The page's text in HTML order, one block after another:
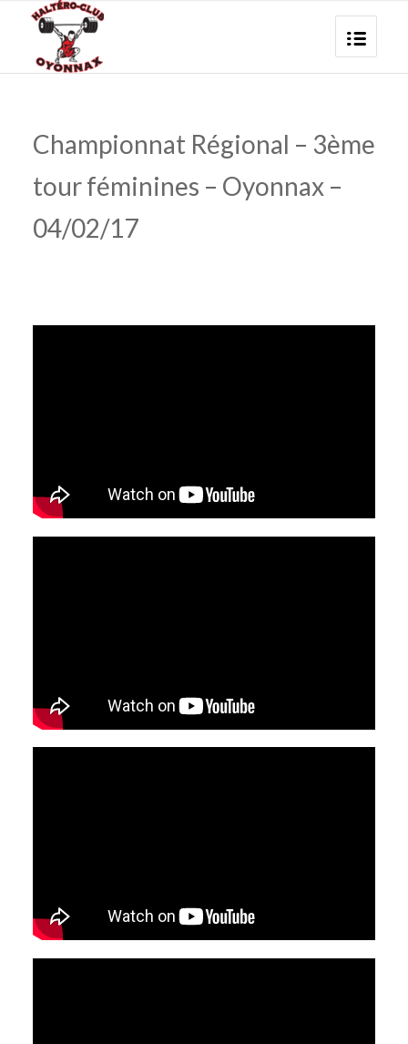
Championnat Régional – 3ème
tour féminines – Oyonnax –
04/02/17